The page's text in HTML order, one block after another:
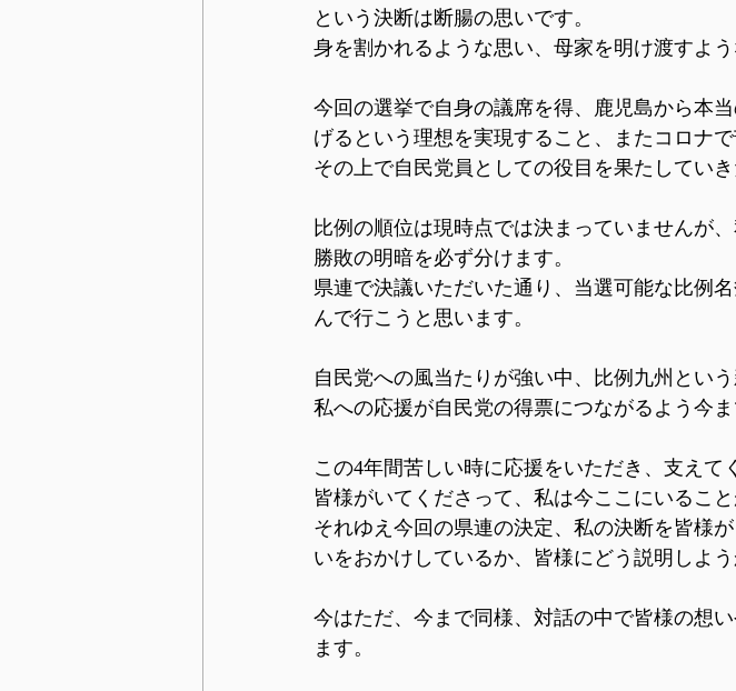
という決断は断腸の思いです。
身を割かれるような思い、母家を明け渡すよ
今回の選挙で自身の議席を得、鹿児島から本
げるという理想を実現すること、またコロナ
その上で自民党員としての役目を果たしてい
比例の順位は現時点では決まっていませんが
勝敗の明暗を必ず分けます。
県連で決議いただいた通り、当選可能な比例
んで行こうと思います。
自民党への風当たりが強い中、比例九州とい
私への応援が自民党の得票につながるよう今
この4年間苦しい時に応援をいただき、支えて
皆様がいてくださって、私は今ここにいること
それゆえ今回の県連の決定、私の決断を皆様
いをおかけしているか、皆様にどう説明しよう
今はただ、今まで同様、対話の中で皆様の想
ます。